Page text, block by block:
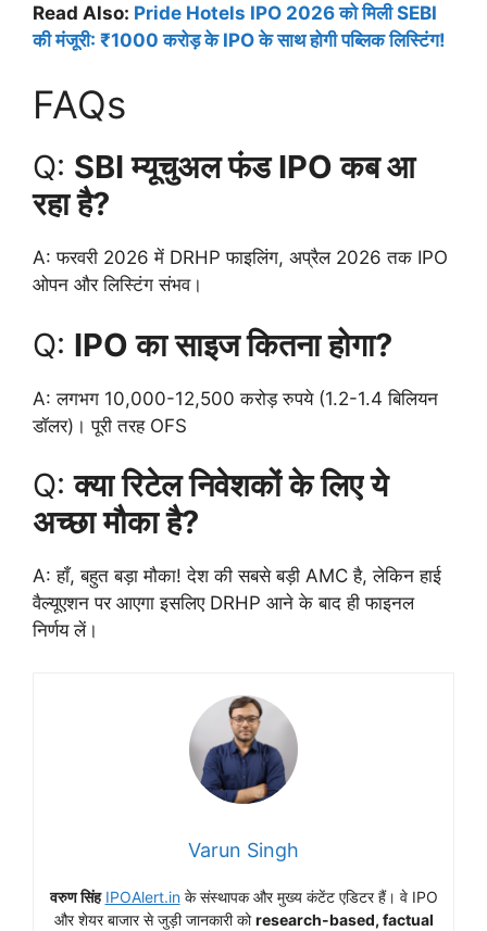
Read Also: Pride Hotels IPO 2026 को मिली SEBI
की मंजूरी: ₹1000 करोड़ के IPO के साथ होगी पब्लिक लिस्टिंग!
FAQs
Q: SBI म्यूचुअल फंड IPO कब आ
रहा है?
A: फरवरी 2026 में DRHP फाइलिंग, अप्रैल 2026 तक IPO
ओपन और लिस्टिंग संभव।
Q: IPO का साइज कितना होगा?
A: लगभग 10,000-12,500 करोड़ रुपये (1.2-1.4 बिलियन
डॉलर)। पूरी तरह OFS
Q:क्या रिटेल निवेशकों के लिए ये
अच्छा मौका है?
A: हाँ, बहुत बड़ा मौका! देश की सबसे बड़ी AMC है, लेकिन हाई
वैल्यूएशन पर आएगा इसलिए DRHP आने के बाद ही फाइनल
निर्णय लें।
Varun Singh
वरुण सिंह IPOAlert.inके संस्थापक और मुख्य कंटेंट एडिटर हैं। वे IPO
और शेयर बाजार से जुड़ी जानकारी कोresearch-based, factual